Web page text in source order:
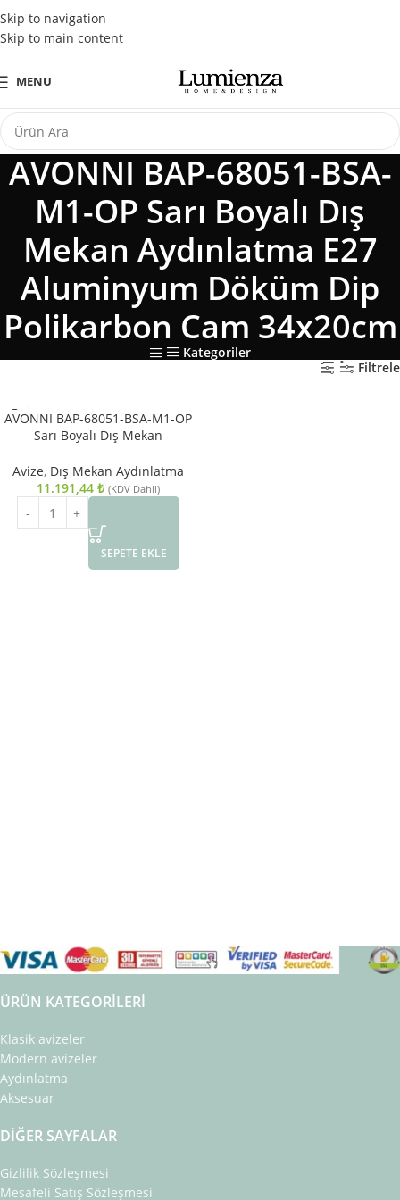
Skip to navigation
Skip to main content
Tüm Kredi Kartlarına Peşin Fiyatına 3 Taksit Fırsatı
MENU
AVONNI BAP-68051-BSA-
M1-OP Sarı Boyalı Dış
Mekan Aydınlatma E27
Aluminyum Döküm Dip
Polikarbon Cam 34x20cm
Kategoriler
Filtrele
AVONNI BAP-68051-BSA-M1-OP
Sarı Boyalı Dış Mekan
Döküm Dip Polikarbon Cam
34x20cm
Avize, Dış Mekan Aydınlatma
11.191,44 ₺ (KDV Dahil)
SEPETE EKLE
ÜRÜN KATEGORILERI
Klasik avizeler
Modern avizeler
Aydınlatma
Aksesuar
DIĞER SAYFALAR
Gizlilik Sözleşmesi
Mesafeli Satış Sözleşmesi